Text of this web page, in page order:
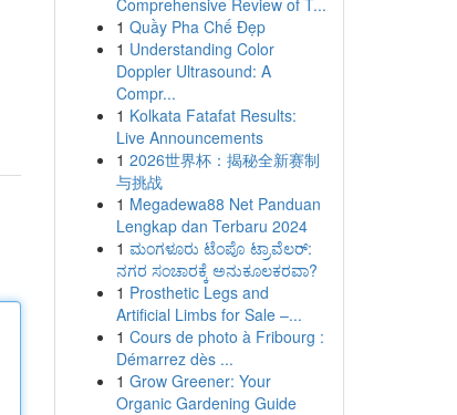
Comprehensive Review of T...
1 Quầy Pha Chế Đẹp
1 Understanding Color
Doppler Ultrasound: A
Compr...
1 Kolkata Fatafat Results:
Live Announcements
1 2026世界杯：揭秘全新赛制
与挑战
1 Megadewa88 Net Panduan
Lengkap dan Terbaru 2024
1 ಮಂಗಳೂರು ಟೆಂಪೊ ಟ್ರಾವೆಲರ್:
ನಗರ ಸಂಚಾರಕ್ಕೆ ಅನುಕೂಲಕರವಾ?
1 Prosthetic Legs and
Artificial Limbs for Sale –...
1 Cours de photo à Fribourg :
Démarrez dès ...
1 Grow Greener: Your
Organic Gardening Guide